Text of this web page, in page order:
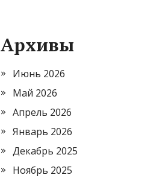
Архивы
Июнь 2026
Май 2026
Апрель 2026
Январь 2026
Декабрь 2025
Ноябрь 2025